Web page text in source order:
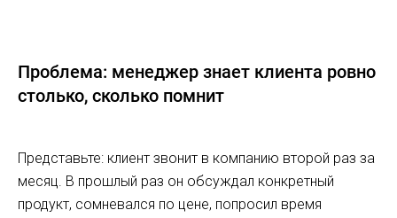
Проблема: менеджер знает клиента ровно
столько, сколько помнит
Представьте: клиент звонит в компанию второй раз за
месяц. В прошлый раз он обсуждал конкретный
продукт, сомневался по цене, попросил время